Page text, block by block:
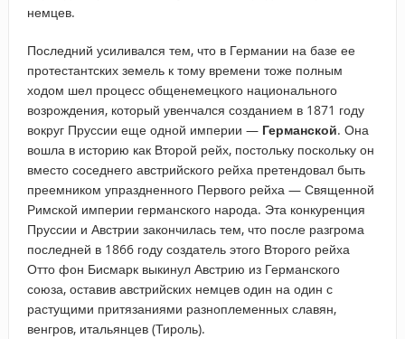
немцев.
Последний усиливался тем, что в Германии на базе ее
протестантских земель к тому времени тоже полным
ходом шел процесс общенемецкого национального
возрождения, который увенчался созданием в 1871 году
вокруг Пруссии еще одной империи — Германской. Она
вошла в историю как Второй рейх, постольку поскольку он
вместо соседнего австрийского рейха претендовал быть
преемником упраздненного Первого рейха — Священной
Римской империи германского народа. Эта конкуренция
Пруссии и Австрии закончилась тем, что после разгрома
последней в 1866 году создатель этого Второго рейха
Отто фон Бисмарк выкинул Австрию из Германского
союза, оставив австрийских немцев один на один с
растущими притязаниями разноплеменных славян,
венгров, итальянцев (Тироль).